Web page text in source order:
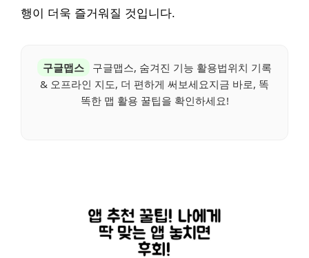
행이 더욱 즐거워질 것입니다.
구글맵스
구글맵스, 숨겨진 기능 활용법위치 기록
& 오프라인 지도, 더 편하게 써보세요지금 바로, 똑
똑한 맵 활용 꿀팁을 확인하세요!